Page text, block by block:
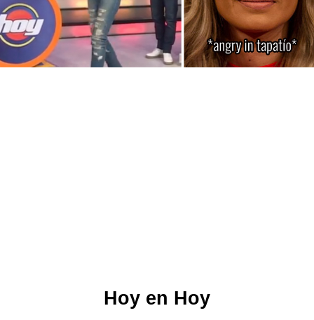
Hoy en Hoy